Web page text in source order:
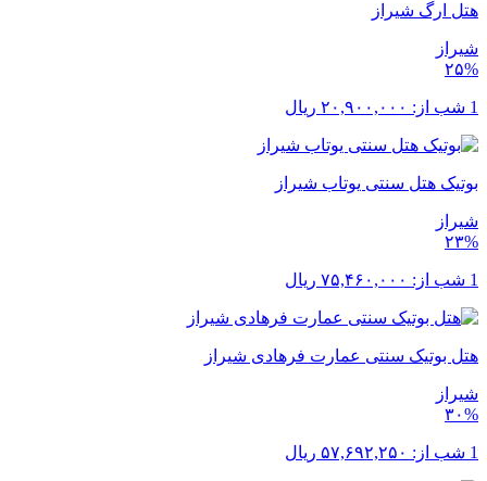
هتل ارگ شیراز
شیراز
۲۵%
1 شب از: ۲۰,۹۰۰,۰۰۰ ریال
بوتیک هتل سنتی یوتاب شیراز
شیراز
۲۳%
1 شب از: ۷۵,۴۶۰,۰۰۰ ریال
هتل بوتیک سنتی عمارت فرهادی شیراز
شیراز
۳۰%
1 شب از: ۵۷,۶۹۲,۲۵۰ ریال